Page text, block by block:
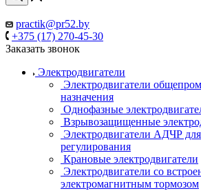
practik@pr52.by
+375 (17) 270-45-30
Заказать звонок
Электродвигатели
Электродвигатели
назначения
Однофазные
Взрывозащищенные
Электродвигатели АДЧР для
регулирования
Крановые электродвигатели
Электродвигатели со
электромагнитным тормозом